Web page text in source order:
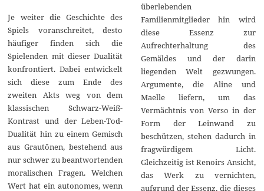
Je weiter die Geschichte des
Spiels voranschreitet, desto
häufiger finden sich die
Spielenden mit dieser Dualität
konfrontiert. Dabei entwickelt
sich diese zum Ende des
zweiten Akts weg von dem
klassischen Schwarz-Weiß-
Kontrast und der Leben-Tod-
Dualität hin zu einem Gemisch
aus Grautönen, bestehend aus
nur schwer zu beantwortenden
moralischen Fragen. Welchen
Wert hat ein autonomes, wenn
überlebenden
Familienmitglieder hin wird
diese Essenz zur
Aufrechterhaltung des
Gemäldes und der darin
liegenden Welt gezwungen.
Argumente, die Aline und
Maelle liefern, um das
Vermächtnis von Verso in der
Form der Leinwand zu
beschützen, stehen dadurch in
fragwürdigem Licht.
Gleichzeitig ist Renoirs Ansicht,
das Werk zu vernichten,
aufgrund der Essenz, die dieses